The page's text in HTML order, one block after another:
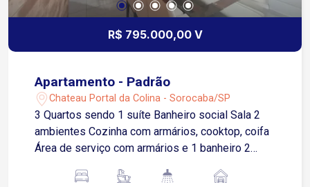
R$ 795.000,00 V
Apartamento - Padrão
Chateau Portal da Colina - Sorocaba/SP
3 Quartos sendo 1 suíte Banheiro social Sala 2
ambientes Cozinha com armários, cooktop, coifa
Área de serviço com armários e 1 banheiro 2